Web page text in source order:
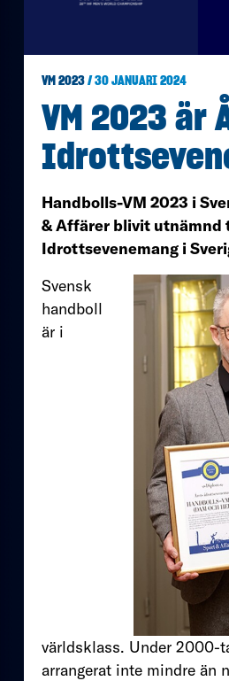
VM 2023 / 30 JANUARI 2024
VM 2023 är
Handbolls-VM 2023 i
& Affärer blivit utnämnd
Idrottsevenemang i
Svensk
handboll
är i
världsklass. Under 2000-
arrangerat inte mindre än